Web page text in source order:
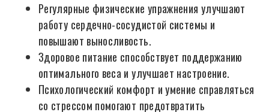
Регулярные физические упражнения улучшают
работу сердечно-сосудистой системы и
повышают выносливость.
Здоровое питание способствует поддержанию
оптимального веса и улучшает настроение.
Психологический комфорт и умение справляться
со стрессом помогают предотвратить